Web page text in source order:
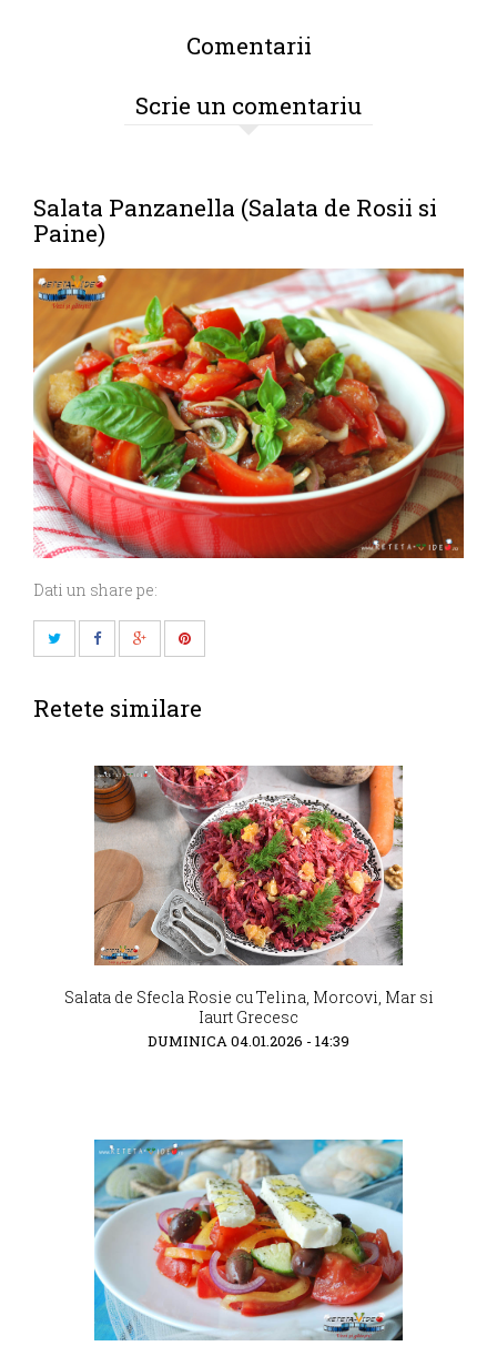
Comentarii
Scrie un comentariu
Salata Panzanella (Salata de Rosii si
Paine)
Dati un share pe:
Retete similare
Salata de Sfecla Rosie cu Telina, Morcovi, Mar si
Iaurt Grecesc
DUMINICA 04.01.2026 - 14:39